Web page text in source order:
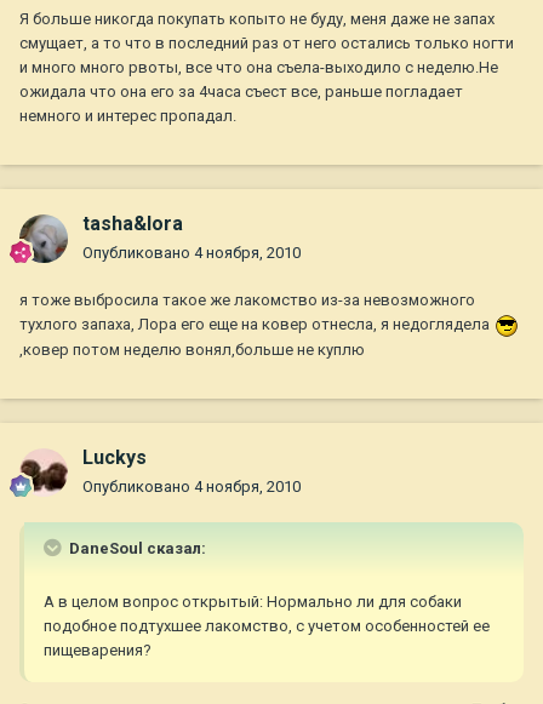
Я больше никогда покупать копыто не буду, меня даже не запах
смущает, а то что в последний раз от него остались только ногти
и много много рвоты, все что она съела-выходило с неделю.Не
ожидала что она его за 4часа съест все, раньше погладает
немного и интерес пропадал.
tasha&lora
Опубликовано 4 ноября, 2010
я тоже выбросила такое же лакомство из-за невозможного
тухлого запаха, Лора его еще на ковер отнесла, я недоглядела
,ковер потом неделю вонял,больше не куплю
Luckys
Опубликовано 4 ноября, 2010
DaneSoul сказал:
А в целом вопрос открытый: Нормально ли для собаки
подобное подтухшее лакомство, с учетом особенностей ее
пищеварения?